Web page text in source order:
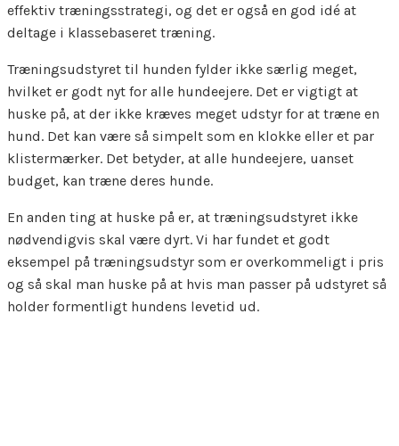
effektiv træningsstrategi, og det er også en god idé at
deltage i klassebaseret træning.
Træningsudstyret til hunden fylder ikke særlig meget,
hvilket er godt nyt for alle hundeejere. Det er vigtigt at
huske på, at der ikke kræves meget udstyr for at træne en
hund. Det kan være så simpelt som en klokke eller et par
klistermærker. Det betyder, at alle hundeejere, uanset
budget, kan træne deres hunde.
En anden ting at huske på er, at træningsudstyret ikke
nødvendigvis skal være dyrt. Vi har fundet et godt
eksempel på træningsudstyr som er overkommeligt i pris
og så skal man huske på at hvis man passer på udstyret så
holder formentligt hundens levetid ud.